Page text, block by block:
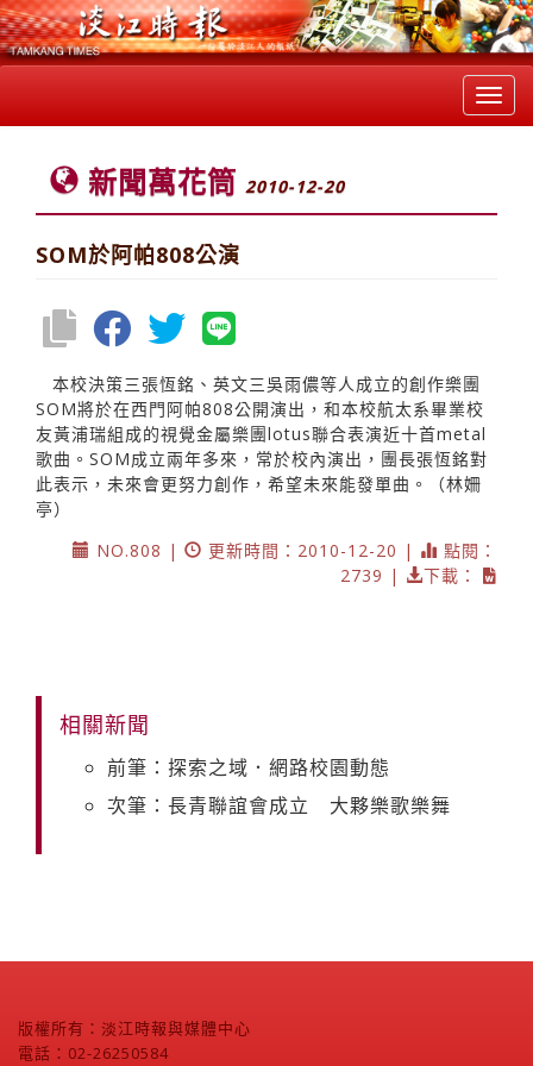
新聞萬花筒 2010-12-20
SOM於阿帕808公演
本校決策三張恆銘、英文三吳雨儂等人成立的創作樂團
SOM將於在西門阿帕808公開演出，和本校航太系畢業校
友黃浦瑞組成的視覺金屬樂團lotus聯合表演近十首metal
歌曲。SOM成立兩年多來，常於校內演出，團長張恆銘對
此表示，未來會更努力創作，希望未來能發單曲。（林姍
亭）
NO.808 |
更新時間：2010-12-20 |
點閱：
2739 |
下載：
相關新聞
前筆：探索之域．網路校園動態
次筆：長青聯誼會成立 大夥樂歌樂舞
版權所有：淡江時報與媒體中心
電話：02-26250584